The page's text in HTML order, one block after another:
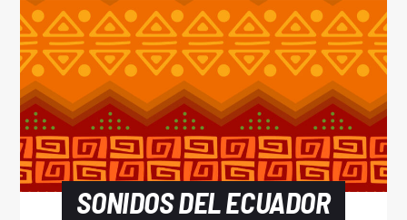
SONIDOS DEL ECUADOR